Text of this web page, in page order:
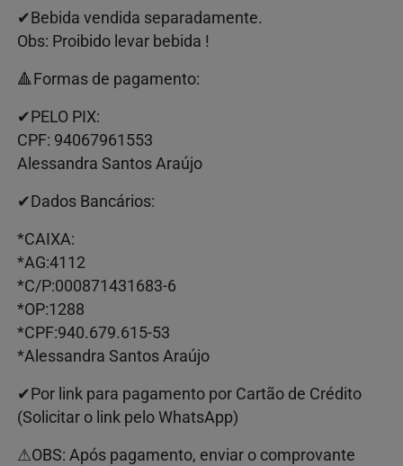
✔Bebida vendida separadamente.
Obs: Proibido levar bebida !
🔺Formas de pagamento:
✔PELO PIX:
CPF: 94067961553
Alessandra Santos Araújo
✔Dados Bancários:
*CAIXA:
*AG:4112
*C/P:000871431683-6
*OP:1288
*CPF:940.679.615-53
*Alessandra Santos Araújo
✔Por link para pagamento por Cartão de Crédito
(Solicitar o link pelo WhatsApp)
⚠OBS: Após pagamento, enviar o comprovante